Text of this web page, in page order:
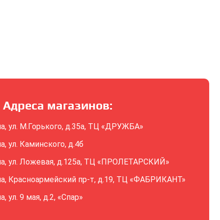
Адреса магазинов:
ул. М.Горького, д.35а, ТЦ «ДРУЖБА»
ул. Каминского, д.4б
ул. Ложевая, д.125а, ТЦ «ПРОЛЕТАРСКИЙ»
Красноармейский пр-т, д.19, ТЦ «ФАБРИКАНТ»
ул. 9 мая, д.2, «Спар»